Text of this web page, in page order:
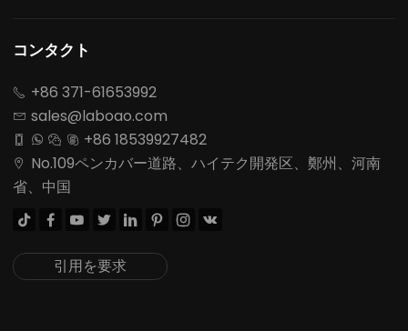
コンタクト
 +86 371-61653992
 sales@laboao.com
    +86 18539927482

No.109ペンカバー道路、ハイテク開発区、鄭州、河南
省、中国
       
引用を要求